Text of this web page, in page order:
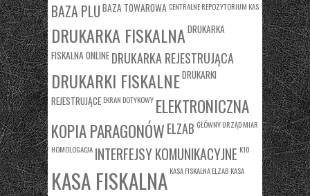
BAZA PLU BAZA TOWAROWA CENTRALNE REPOZYTORIUM KAS
DRUKARKA FISKALNA DRUKARKA
FISKALNA ONLINE DRUKARKA REJESTRUJĄCA
DRUKARKI FISKALNEDRUKARKI
REJESTRUJĄCE EKRAN DOTYKOWY ELEKTRONICZNA
KOPIA PARAGONÓWELZAB GŁÓWNY URZĄD MIAR
HOMOLOGACJA INTERFEJSY KOMUNIKACYJNE K10
KASA FISKALNA KASA FISKALNA ELZAB KASA